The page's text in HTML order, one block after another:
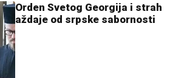
Orden Svetog Georgija i strah
aždaje od srpske sabornosti